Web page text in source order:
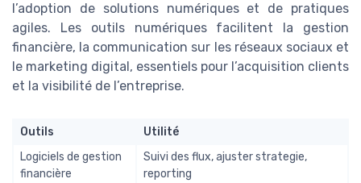
l’adoption de solutions numériques et de pratiques
agiles. Les outils numériques facilitent la gestion
financière, la communication sur les réseaux sociaux et
le marketing digital, essentiels pour l’acquisition clients
et la visibilité de l’entreprise.
Outils
Utilité
Logiciels de gestion
financière
Suivi des flux, ajuster strategie,
reporting